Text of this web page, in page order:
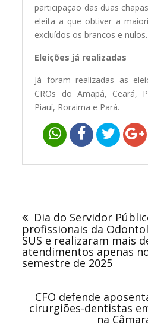
participação das duas
eleita a que obtiver a
excluídos os brancos e nulos.
Eleições já realizadas
Já foram realizadas as
CROs do Amapá, Ceará,
Piauí, Roraima e Pará.
PostDia do Servidor
profissionais da
SUS e realizaram mais
atendimentos apenas
semestre de 2025
CFO defende
cirurgiões-dentistas
na